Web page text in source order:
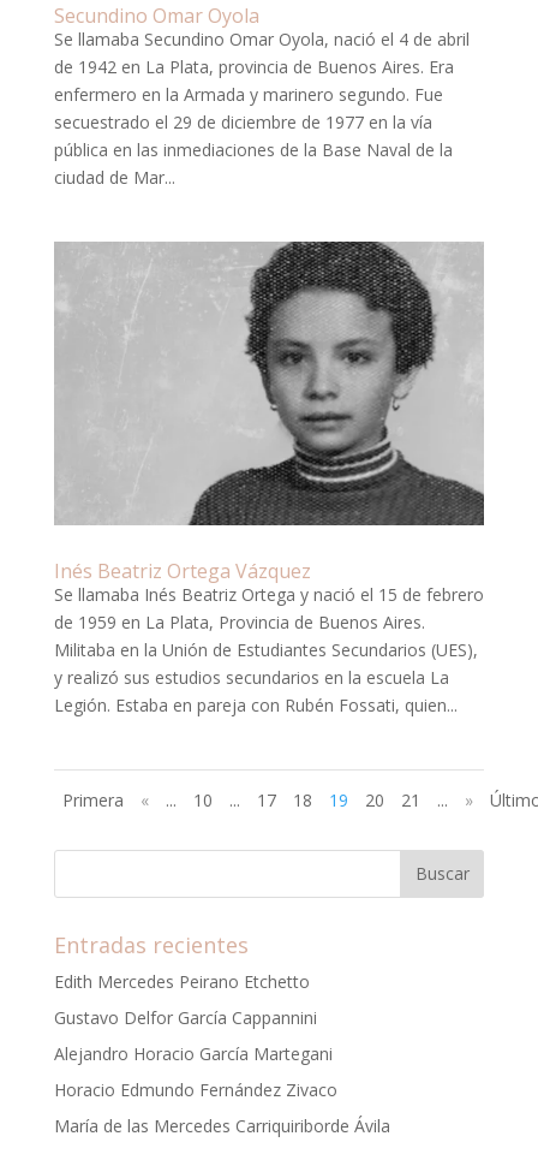
Secundino Omar Oyola
Se llamaba Secundino Omar Oyola, nació el 4 de abril
de 1942 en La Plata, provincia de Buenos Aires. Era
enfermero en la Armada y marinero segundo. Fue
secuestrado el 29 de diciembre de 1977 en la vía
pública en las inmediaciones de la Base Naval de la
ciudad de Mar...
Inés Beatriz Ortega Vázquez
Se llamaba Inés Beatriz Ortega y nació el 15 de febrero
de 1959 en La Plata, Provincia de Buenos Aires.
Militaba en la Unión de Estudiantes Secundarios (UES),
y realizó sus estudios secundarios en la escuela La
Legión. Estaba en pareja con Rubén Fossati, quien...
Primera « ... 10 ... 17 18 19 20 21 ... »
Entradas recientes
Edith Mercedes Peirano Etchetto
Gustavo Delfor García Cappannini
Alejandro Horacio García Martegani
Horacio Edmundo Fernández Zivaco
María de las Mercedes Carriquiriborde Ávila